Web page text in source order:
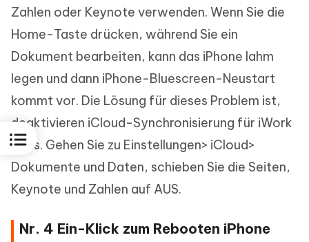
Zahlen oder Keynote verwenden. Wenn Sie die
Home-Taste drücken, während Sie ein
Dokument bearbeiten, kann das iPhone lahm
legen und dann iPhone-Bluescreen-Neustart
kommt vor. Die Lösung für dieses Problem ist,
deaktivieren iCloud-Synchronisierung für iWork
apps. Gehen Sie zu Einstellungen> iCloud>
Dokumente und Daten, schieben Sie die Seiten,
Keynote und Zahlen auf AUS.
Nr. 4 Ein-Klick zum Rebooten iPhone